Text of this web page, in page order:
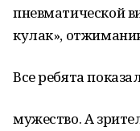
пневматической
кулак»,
Все ребята
мужество. А